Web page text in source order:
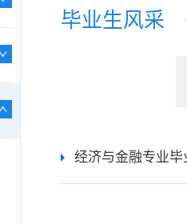
毕业生风采
经济与金融专业毕